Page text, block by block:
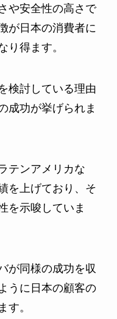
や安全性の高さで
が日本の消費者に
り得ます。
検討している理由
成功が挙げられま
テンアメリカな
を上げており、そ
を示唆していま
が同様の成功を収
うに日本の顧客の
す。